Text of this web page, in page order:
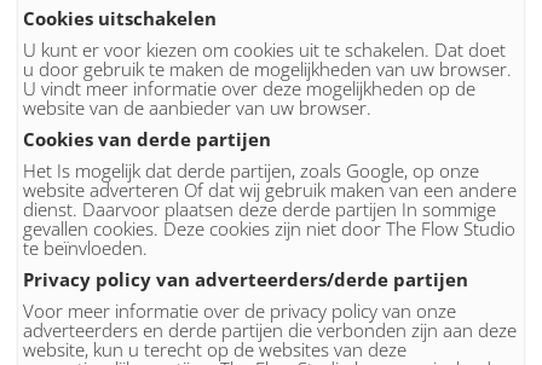
Cookies uitschakelen
U kunt er voor kiezen om cookies uit te schakelen. Dat doet
u door gebruik te maken de mogelijkheden van uw browser.
U vindt meer informatie over deze mogelijkheden op de
website van de aanbieder van uw browser.
Cookies van derde partijen
Het Is mogelijk dat derde partijen, zoals Google, op onze
website adverteren Of dat wij gebruik maken van een andere
dienst. Daarvoor plaatsen deze derde partijen In sommige
gevallen cookies. Deze cookies zijn niet door The Flow Studio
te beïnvloeden.
Privacy policy van adverteerders/derde partijen
Voor meer informatie over de privacy policy van onze
adverteerders en derde partijen die verbonden zijn aan deze
website, kun u terecht op de websites van deze